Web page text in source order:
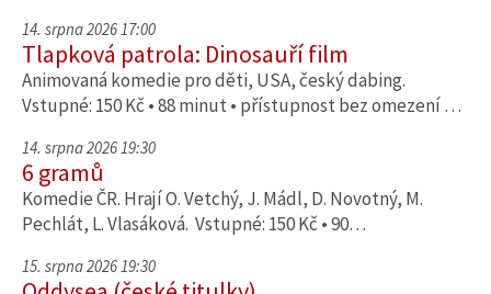
14. srpna 2026 17:00
Tlapková patrola: Dinosauří film
Animovaná komedie pro děti, USA, český dabing.
Vstupné: 150 Kč • 88 minut • přístupnost bez omezení …
14. srpna 2026 19:30
6 gramů
Komedie ČR. Hrají O. Vetchý, J. Mádl, D. Novotný, M.
Pechlát, L. Vlasáková. Vstupné: 150 Kč • 90…
15. srpna 2026 19:30